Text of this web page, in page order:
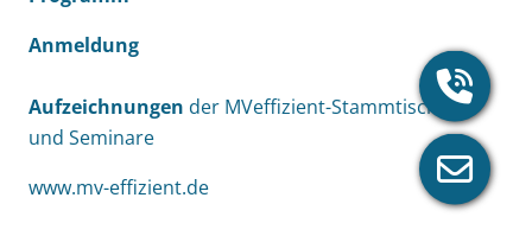
Anmeldung
Aufzeichnungen der MVeffizient-Stammtische
und Seminare
www.mv-effizient.de